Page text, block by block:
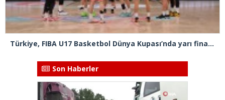
Türkiye, FIBA U17 Basketbol Dünya Kupası’nda yarı finalde
Son Haberler